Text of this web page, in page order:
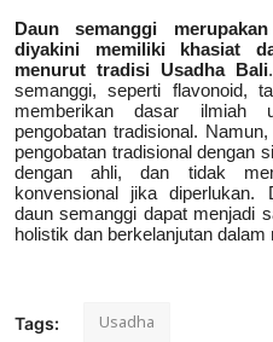
Daun semanggi
diyakini memiliki khasiat
menurut tradisi Usadha Bali
semanggi, seperti flavonoid,
memberikan dasar ilmiah
pengobatan tradisional.
pengobatan tradisional dengan
dengan ahli, dan tidak
konvensional jika diperlukan.
daun semanggi dapat menjadi
holistik dan berkelanjutan
Tags: Usadha